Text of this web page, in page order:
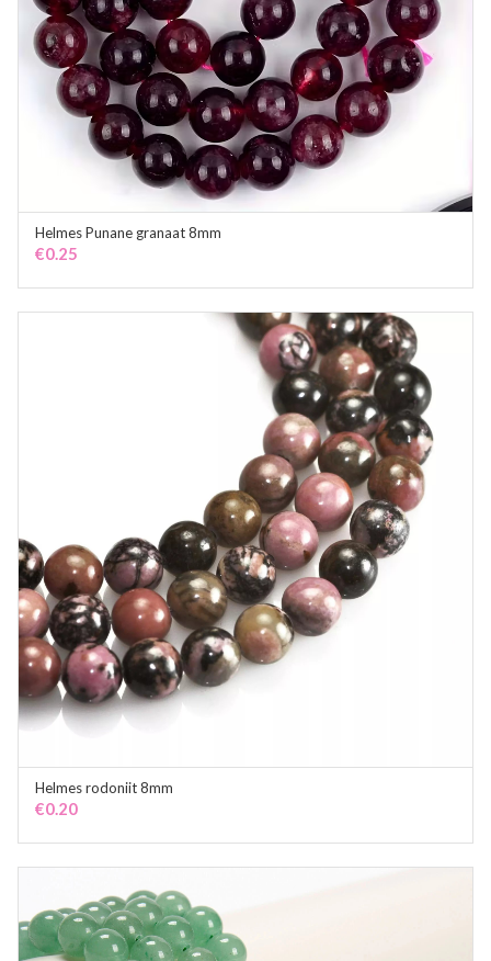
ADD TO CART
Helmes Punane granaat 8mm
€0.25
Helmes rodoniit 8mm
€0.20